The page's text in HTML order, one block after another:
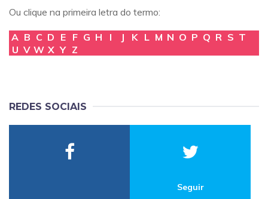
Ou clique na primeira letra do termo:
A B C D E F G H I J K L M N O P Q R S T
U V W X Y Z
REDES SOCIAIS
Seguir